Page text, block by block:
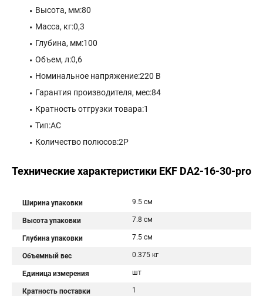
Высота, мм:80
Масса, кг:0,3
Глубина, мм:100
Объем, л:0,6
Номинальное напряжение:220 В
Гарантия производителя, мес:84
Кратность отгрузки товара:1
Тип:AC
Количество полюсов:2P
Технические характеристики EKF DA2-16-30-pro
Ширина упаковки 9.5 см
Высота упаковки 7.8 см
Глубина упаковки 7.5 см
Объемный вес 0.375 кг
Единица измерения шт
Кратность поставки 1